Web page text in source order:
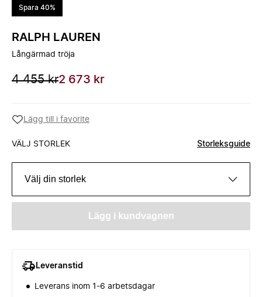
Spara 40%
RALPH LAUREN
Långärmad tröja
4 455 kr2 673 kr
Lägg till i favorite
VÄLJ STORLEK Storleksguide
Välj din storlek
Lägg i kundvagnen
Leveranstid
Leverans inom 1-6 arbetsdagar